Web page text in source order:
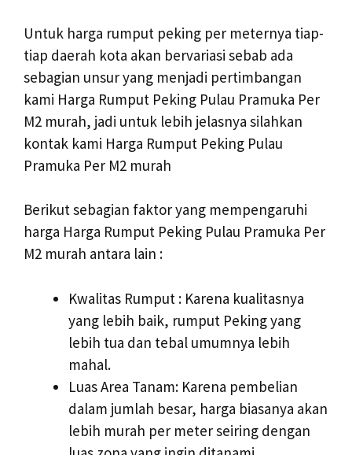
Untuk harga rumput peking per meternya tiap-
tiap daerah kota akan bervariasi sebab ada
sebagian unsur yang menjadi pertimbangan
kami Harga Rumput Peking Pulau Pramuka Per
M2 murah, jadi untuk lebih jelasnya silahkan
kontak kami Harga Rumput Peking Pulau
Pramuka Per M2 murah
Berikut sebagian faktor yang mempengaruhi
harga Harga Rumput Peking Pulau Pramuka Per
M2 murah antara lain :
Kwalitas Rumput : Karena kualitasnya
yang lebih baik, rumput Peking yang
lebih tua dan tebal umumnya lebih
mahal.
Luas Area Tanam: Karena pembelian
dalam jumlah besar, harga biasanya akan
lebih murah per meter seiring dengan